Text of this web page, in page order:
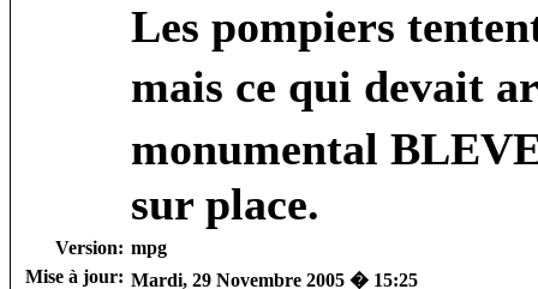
Les pompiers
mais ce qui devait
monumental
sur place.
Version: mpg
Mise à jour: Mardi, 29 Novembre 2005 � 15:25